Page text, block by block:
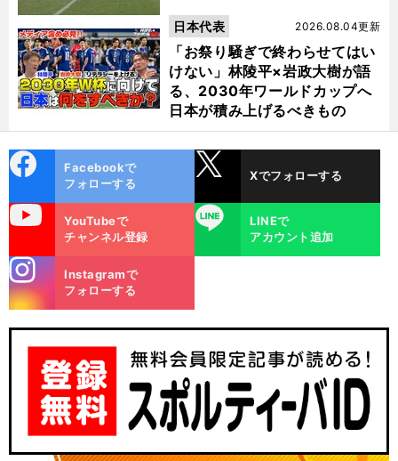
「お祭り騒ぎで終わらせてはい
けない」林陵平×岩政大樹が語
る、2030年ワールドカップへ
日本が積み上げるべきもの
2026.08.04更新
日本代表
ok
Facebookで
フォローする
Xでフォローする
YouTubeで
チャンネル登録
LINE
LINEで
アカウント追加
m
Instagramで
フォローする